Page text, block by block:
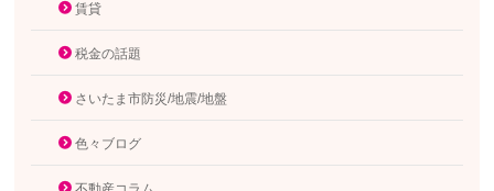
賃貸
税金の話題
さいたま市防災/地震/地盤
色々ブログ